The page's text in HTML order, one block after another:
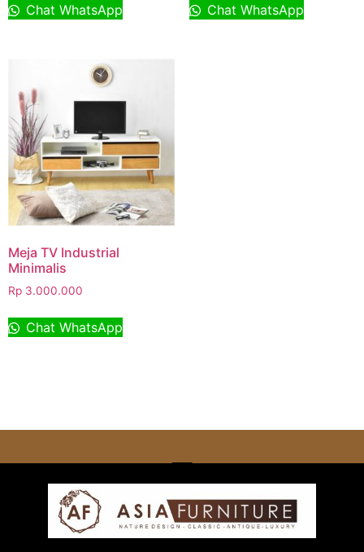
Chat WhatsApp Chat WhatsApp
Meja TV Industrial
Minimalis
Rp 3.000.000
Chat WhatsApp